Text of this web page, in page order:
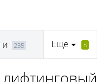
235 Еще 8